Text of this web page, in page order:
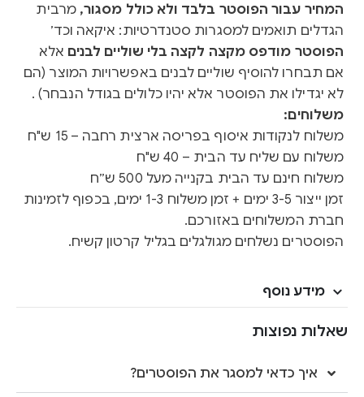
המחיר עבור הפוסטר בלבד ולא כולל מסגור, מרבית
הגדלים תואמים למסגרות סטנדרטיות: איקאה וכד׳
הפוסטר מודפס מקצה לקצה בלי שוליים לבנים אלא
אם תבחרו להוסיף שוליים לבנים באפשרויות המוצר (הם
לא יגדילו את הפוסטר אלא יהיו כלולים בגודל הנבחר) .
משלוחים:
משלוח לנקודות איסוף בפריסה ארצית רחבה – 15 ש"ח
משלוח עם שליח עד הבית – 40 ש"ח
משלוח חינם עד הבית בקנייה מעל 500 ש״ח
זמן ייצור 3-5 ימים + זמן משלוח 1-3 ימים, בכפוף לזמינות
חברת המשלוחים באזורכם.
הפוסטרים נשלחים מגולגלים בגליל קרטון קשיח.
מידע נוסף
שאלות נפוצות
איך כדאי למסגר את הפוסטרים?